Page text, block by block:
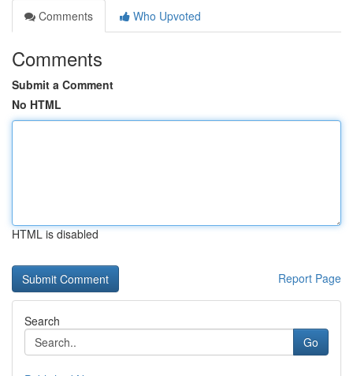
Comments
Who Upvoted
Comments
Submit a Comment
No HTML
HTML is disabled
Report Page
Search
Go